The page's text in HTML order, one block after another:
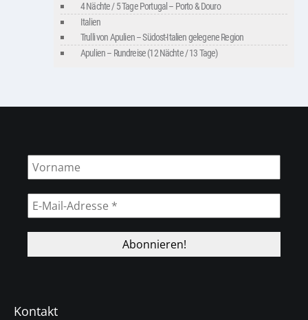
4 Nächte / 5 Tage Portugal – Porto & Douro
Italien
Trulli von Apulien – Südost-Italien gelegene Region
Apulien – Rundreise (12 Nächte / 13 Tage)
Kontakt